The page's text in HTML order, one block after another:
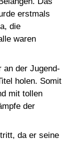
erstmals
die
waren
an der Jugend-
holen. Somit
mit tollen
der
da er seine